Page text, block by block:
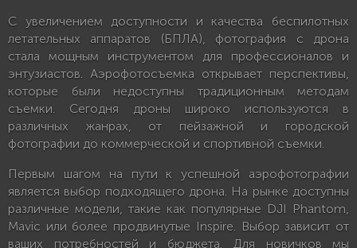
С увеличением доступности и качества беспилотных
летательных аппаратов (БПЛА), фотография с дрона
стала мощным инструментом для профессионалов и
энтузиастов. Аэрофотосъемка открывает перспективы,
которые были недоступны традиционным методам
съемки. Сегодня дроны широко используются в
различных жанрах, от пейзажной и городской
фотографии до коммерческой и спортивной съемки.
Первым шагом на пути к успешной аэрофотографии
является выбор подходящего дрона. На рынке доступны
различные модели, такие как популярные DJI Phantom,
Mavic или более продвинутые Inspire. Выбор зависит от
ваших потребностей и бюджета. Для новичков мы